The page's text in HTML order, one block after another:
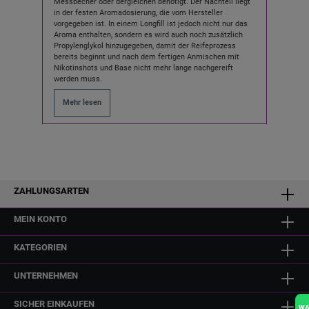
in der festen Aromadosierung, die vom Hersteller
vorgegeben ist. In einem Longfill ist jedoch nicht nur das
Aroma enthalten, sondern es wird auch noch zusätzlich
Propylenglykol hinzugegeben, damit der Reifeprozess
bereits beginnt und nach dem fertigen Anmischen mit
Nikotinshots und Base nicht mehr lange nachgereift
werden muss.
Mehr lesen
ZAHLUNGSARTEN
MEIN KONTO
KATEGORIEN
UNTERNEHMEN
SICHER EINKAUFEN WA